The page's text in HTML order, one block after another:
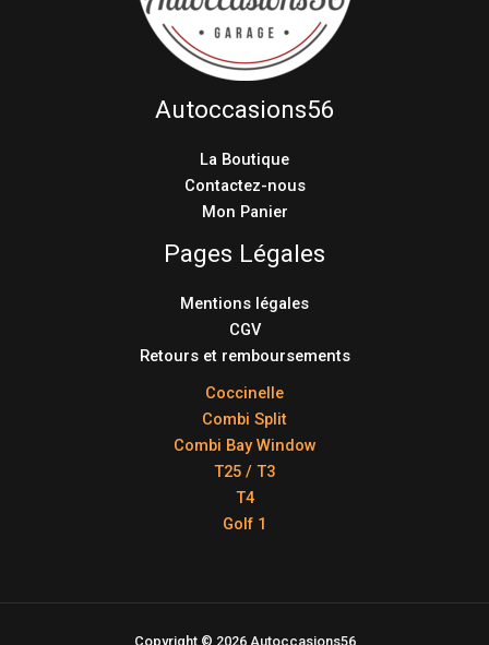
Autoccasions56
La Boutique
Contactez-nous
Mon Panier
Pages Légales
Mentions légales
CGV
Retours et remboursements
Coccinelle
Combi Split
Combi Bay Window
T25 / T3
T4
Golf 1
Copyright © 2026 Autoccasions56